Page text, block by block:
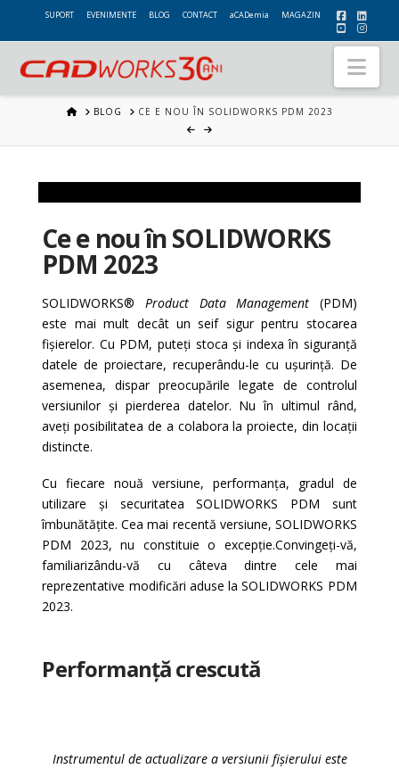
SUPORT EVENIMENTE BLOG CONTACT aCADemia MAGAZIN
HOMEBLOG CE E NOU ÎN SOLIDWORKS PDM 2023
Ce e nou în SOLIDWORKS
PDM 2023
SOLIDWORKS® Product Data Management (PDM)
este mai mult decât un seif sigur pentru stocarea
fișierelor. Cu PDM, puteți stoca și indexa în siguranță
datele de proiectare, recuperându-le cu ușurință. De
asemenea, dispar preocupările legate de controlul
versiunilor și pierderea datelor. Nu în ultimul rând,
aveți posibilitatea de a colabora la proiecte, din locații
distincte.
Cu fiecare nouă versiune, performanța, gradul de
utilizare și securitatea SOLIDWORKS PDM sunt
îmbunătățite. Cea mai recentă versiune, SOLIDWORKS
PDM 2023, nu constituie o excepție.Convingeți-vă,
familiarizându-vă cu câteva dintre cele mai
reprezentative modificări aduse la SOLIDWORKS PDM
2023.
Performanță crescută
Instrumentul de actualizare a versiunii fișierului este